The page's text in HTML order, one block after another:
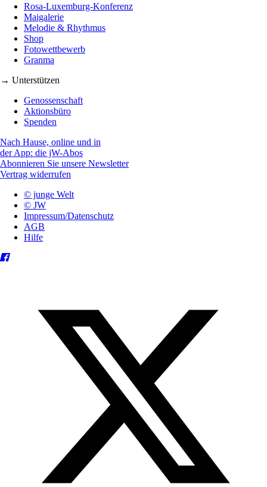
Rosa-Luxemburg-Konferenz
Maigalerie
Melodie & Rhythmus
Shop
Fotowettbewerb
Granma
→ Unterstützen
Genossenschaft
Aktionsbüro
Spenden
Nach Hause, online und in
der App: die jW-Abos
Abonnieren Sie unsere Newsletter
Vertrag widerrufen
© junge Welt
© JW
Impressum/Datenschutz
AGB
Hilfe